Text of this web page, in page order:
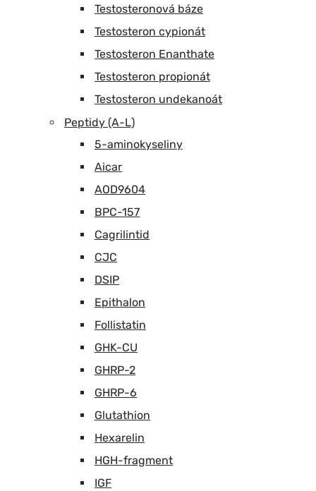
Testosteronová báze
Testosteron cypionát
Testosteron Enanthate
Testosteron propionát
Testosteron undekanoát
Peptidy (A-L)
5-aminokyseliny
Aicar
AOD9604
BPC-157
Cagrilintid
CJC
DSIP
Epithalon
Follistatin
GHK-CU
GHRP-2
GHRP-6
Glutathion
Hexarelin
HGH-fragment
IGF